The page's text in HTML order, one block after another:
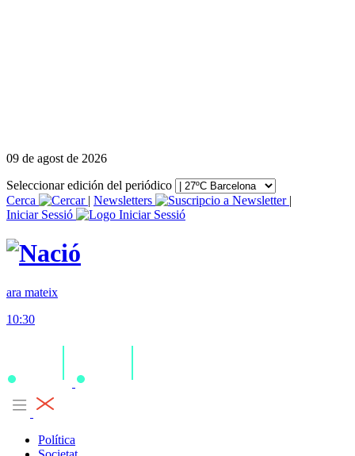
09 de agost de 2026
Seleccionar edición del periódico
Cerca
| Newsletters
|
Iniciar Sessió
ara mateix
10:30
Política